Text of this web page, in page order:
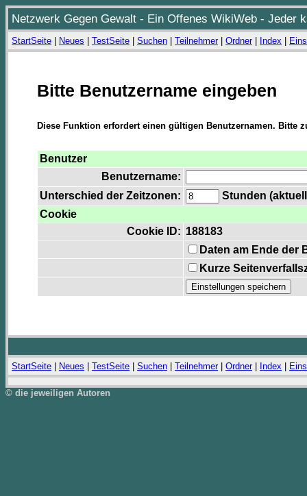
Netzwerk Gegen Gewalt - Ein Offenes WikiWeb - Jeder
StartSeite Neues TestSeite Suchen Teilnehmer| Ordner| Index
Bitte Benutzername eingeben
Diese Funktion erfordert einen gültigen Benutzernamen. Bitte
Benutzer
Benutzername:
Unterschied der Zeitzonen:
Stunden
Cookie
Cookie ID: 188183
Daten am Ende der
Kurze
StartSeite Neues TestSeite Suchen Teilnehmer| Ordner| Index
© die jeweiligen Autoren